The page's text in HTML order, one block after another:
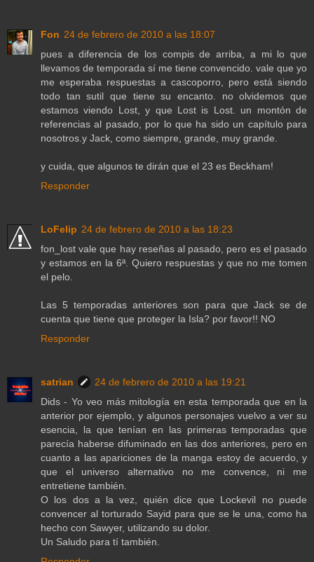
Fon 24 de febrero de 2010 a las 18:07
pues a diferencia de los compis de arriba, a mi lo que
llevamos de temporada sí me tiene convencido. vale que yo
me esperaba respuestas a cascoporro, pero está siendo
todo tan sutil que tiene su encanto. no olvidemos que
estamos viendo Lost, y que Lost is Lost. un montón de
referencias al pasado, por lo que ha sido un capítulo para
nosotros.y Jack, como siempre, grande, muy grande.
y cuida, que algunos te dirán que el 23 es Beckham!
Responder
LoFelip 24 de febrero de 2010 a las 18:23
fon_lost vale que hay reseñas al pasado, pero es el pasado
y estamos en la 6ª. Quiero respuestas y que no me tomen
el pelo.
Las 5 temporadas anteriores son para que Jack se de
cuenta que tiene que proteger la Isla? por favor!! NO
Responder
satrian
24 de febrero de 2010 a las 19:21
Dids - Yo veo más mitología en esta temporada que en la
anterior por ejemplo, y algunos personajes vuelvo a ver su
esencia, la que tenían en las primeras temporadas que
parecía haberse difuminado en las dos anteriores, pero en
cuanto a las apariciones de la manga estoy de acuerdo, y
que el universo alternativo no me convence, ni me
entretiene también.
O los dos a la vez, quién dice que Lockevil no puede
convencer al torturado Sayid para que se le una, como ha
hecho con Sawyer, utilizando su dolor.
Un Saludo para tí también.